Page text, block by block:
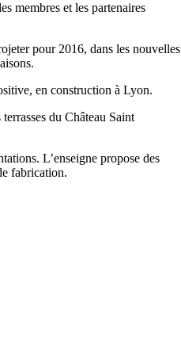
membres et les partenaires
pour 2016, dans les nouvelles
en construction à Lyon.
du Château Saint
L’enseigne propose des
fabrication.